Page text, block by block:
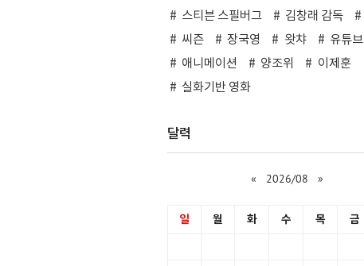
스티븐 스필버그
김창래 감독
씨즌
장국영 왓챠
유튜브
애니메이션
양조위
이제훈
실화기반 영화
달력
« 2026/08 »
일 월 화 수 목 금